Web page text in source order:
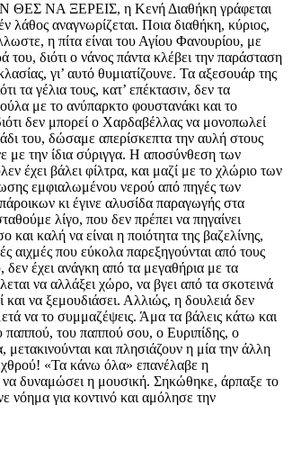
ΘΕΣ ΝΑ ΞΕΡΕΙΣ, η Κενή Διαθήκη γράφεται
λάθος αναγνωρίζεται. Ποια διαθήκη, κύριος,
η πίτα είναι του Αγίου Φανουρίου, με
διότι ο νάνος πάντα κλέβει την παράσταση
γι’ αυτό θυμιατίζουνε. Τα αξεσουάρ της
τα γέλια τους, κατ’ επέκτασιν, δεν τα
με το ανύπαρκτο φουστανάκι και το
δεν μπορεί ο Χαρδαβέλλας να μονοπωλεί
του, δώσαμε απερίσκεπτα την αυλή στους
με την ίδια σύριγγα. Η αποσύνθεση των
έχει βάλει φίλτρα, και μαζί με το χλώριο των
εμφιαλωμένου νερού από πηγές των
κι έγινε αλυσίδα παραγωγής στα
λίγο, που δεν πρέπει να πηγαίνει
καλή να είναι η ποιότητα της βαζελίνης,
αιχμές που εύκολα παρεξηγούνται από τους
έχει ανάγκη από τα μεγαθήρια με τα
να αλλάξει χώρο, να βγει από τα σκοτεινά
και να ξεμουδιάσει. Αλλιώς, η δουλειά δεν
να το συμμαζέψεις. Άμα τα βάλεις κάτω και
παππού, του παππού σου, ο Ευριπίδης, ο
και πλησιάζουν η μία την άλλη
«Τα κάνω όλα» επανέλαβε η
να δυναμώσει η μουσική. Σηκώθηκε, άρπαξε το
νόημα για κοντινό και αμόλησε την